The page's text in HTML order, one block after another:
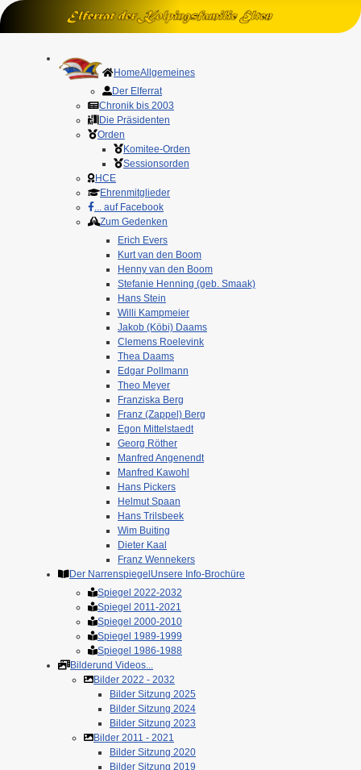
HomeAllgemeines
Der Elferrat
Chronik bis 2003
Die Präsidenten
Orden
Komitee-Orden
Sessionsorden
HCE
Ehrenmitglieder
... auf Facebook
Zum Gedenken
Erich Evers
Kurt van den Boom
Henny van den Boom
Stefanie Henning (geb. Smaak)
Hans Stein
Willi Kampmeier
Jakob (Köbi) Daams
Clemens Roelevink
Thea Daams
Edgar Pollmann
Theo Meyer
Franziska Berg
Franz (Zappel) Berg
Egon Mittelstaedt
Georg Röther
Manfred Angenendt
Manfred Kawohl
Hans Pickers
Helmut Spaan
Hans Trilsbeek
Wim Buiting
Dieter Kaal
Franz Wennekers
Der Narrenspiegel Unsere Info-Brochüre
Spiegel 2022-2032
Spiegel 2011-2021
Spiegel 2000-2010
Spiegel 1989-1999
Spiegel 1986-1988
Bilderund Videos...
Bilder 2022 - 2032
Bilder Sitzung 2025
Bilder Sitzung 2024
Bilder Sitzung 2023
Bilder 2011 - 2021
Bilder Sitzung 2020
Bilder Sitzung 2019